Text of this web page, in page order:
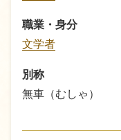
職業・身分
文学者
別称
無車（むしゃ）